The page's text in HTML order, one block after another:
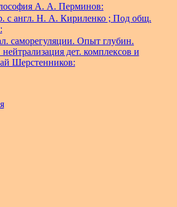
А. А. Перминов:
с англ. Н. А. Кириленко ; Под общ.
саморегуляции. Опыт глубин.
дет. комплексов и
Шерстенников: